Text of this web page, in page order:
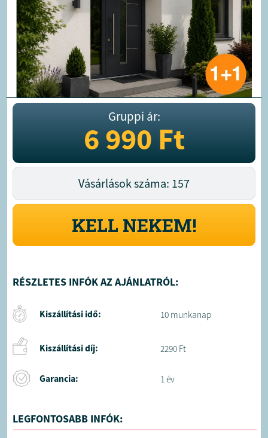
Gruppi ár:
6 990Ft
Vásárlások száma: 157
KELL NEKEM!
RÉSZLETES INFÓK AZ AJÁNLATRÓL:
Kiszállítási idő: 10 munkanap
Kiszállítási díj: 2290 Ft
Garancia: 1 év
LEGFONTOSABB INFÓK: